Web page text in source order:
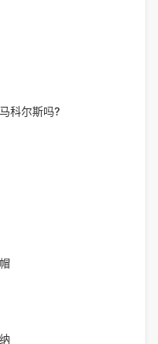
科尔斯吗?